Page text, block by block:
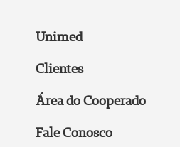
Unimed
Clientes
Área do Cooperado
Fale Conosco